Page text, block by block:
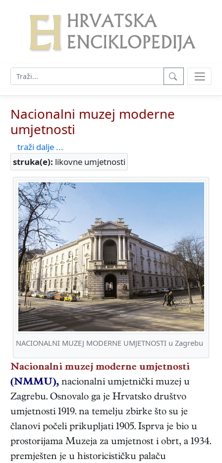
Nacionalni muzej moderne
umjetnosti
traži dalje ...
struka(e): likovne umjetnosti
NACIONALNI MUZEJ MODERNE UMJETNOSTI u Zagrebu
Nacionalni muzej moderne umjetnosti
(NMMU), nacionalni umjetnički muzej u
Zagrebu. Osnovalo ga je Hrvatsko društvo
umjetnosti 1919. na temelju zbirke što su je
članovi počeli prikupljati 1905. Isprva je bio u
prostorijama Muzeja za umjetnost i obrt, a 1934.
premješten je u historicističku palaču